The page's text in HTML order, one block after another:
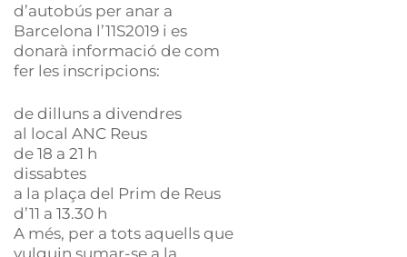
d’autobús per anar a
Barcelona l’11S2019 i es
donarà informació de com
fer les inscripcions:
de dilluns a divendres
al local ANC Reus
de 18 a 21 h
dissabtes
a la plaça del Prim de Reus
d’11 a 13.30 h
A més, per a tots aquells que
vulguin sumar-se a la